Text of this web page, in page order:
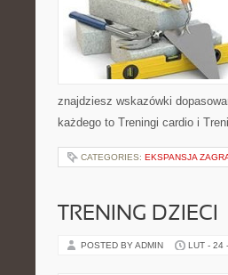
znajdziesz wskazówki
każdego to Treningi cardio i
CATEGORIES: EKSPANSJA
TRENING DZIECI
POSTED BY ADMIN LUT - 24